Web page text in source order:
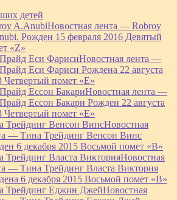
детей
A.AnubiНовостная лента — Robroy
Рожден 15 февраля 2016 Девятый
«Z»
Еси ФарисиНовостная лента —
Еси Фариси Рождена 22 августа
Четвертый помет «Е»
Ессон БакариНовостная лента —
Ессон Бакари Рожден 22 августа
Четвертый помет «Е»
Трейдинг Венсон ВинсНовостная
— Тина Трейдинг Венсон Винс
6 декабря 2015 Восьмой помет «В»
Трейдинг Власта ВикторияНовостная
— Тина Трейдинг Власта Виктория
6 декабря 2015 Восьмой помет «В»
Трейдинг Еджин ДжейНовостная